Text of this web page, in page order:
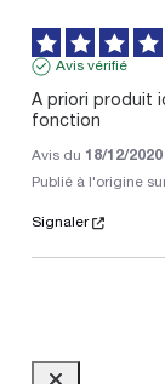
Avis vérifié
A priori produit
fonction
Avis du 18/12/2020
Publié à l'origine
Signaler